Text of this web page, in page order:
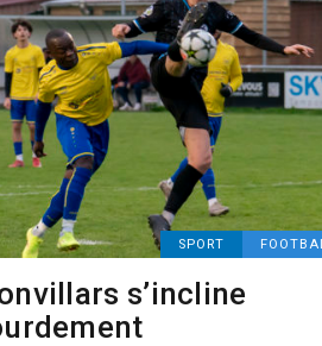
SPORT
s’incline